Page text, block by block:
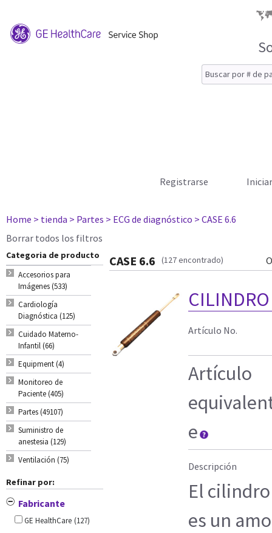
Registrarse
Home > tienda > Partes > ECG de diagnóstico > CASE 6.6
Borrar todos los filtros
Categoria de producto
Accesorios para
Imágenes (533)
Cardiología
Diagnóstica (125)
Cuidado Materno-
Infantil (66)
Equipment (4)
Monitoreo de
Paciente (405)
Partes (49107)
Suministro de
anestesia (129)
Ventilación (75)
Refinar por:
Fabricante
GE HealthCare (127)
CASE 6.6 (127 encontrado)
Artículo No.
Artículo
e
Descripción
El
es un